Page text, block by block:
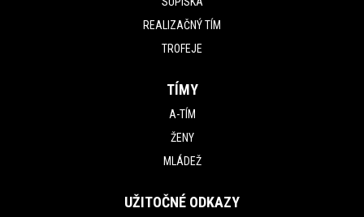
REALIZAČNÝ TÍM
TROFEJE
TÍMY
A-TÍM
ŽENY
MLÁDEŽ
UŽITOČNÉ ODKAZY